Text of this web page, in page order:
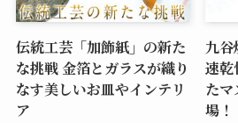
伝統工芸「加飾紙」の新た
な挑戦 金箔とガラスが織り
なす美しいお皿やインテリ
ア
九谷
速乾
た
場！